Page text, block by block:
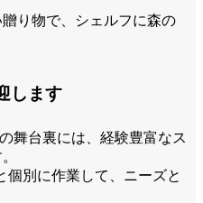
り物で、シェルフに森の
します
舞台裏には、経験豊富なス
個別に作業して、ニーズと